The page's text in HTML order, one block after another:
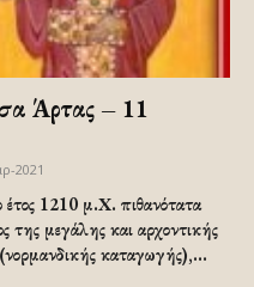
Άρτας – 11
2021
1210 μ.Χ. πιθανότατα
της μεγάλης και αρχοντικής
(νορμανδικής καταγωγής),...